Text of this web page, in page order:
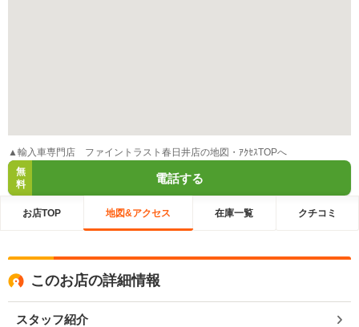
▲輸入車専門店 ファイントラスト春日井店の地図・ｱｸｾｽTOPへ
無
料
電話する
お店TOP 地図&アクセス 在庫一覧 クチコミ
このお店の詳細情報
スタッフ紹介